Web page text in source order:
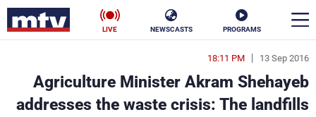
PROGRAMS
NEWSCASTS
LIVE
13 Sep 2016
18:11 PM
Agriculture Minister Akram Shehayeb
addresses the waste crisis: The landfills
en
الأخبار